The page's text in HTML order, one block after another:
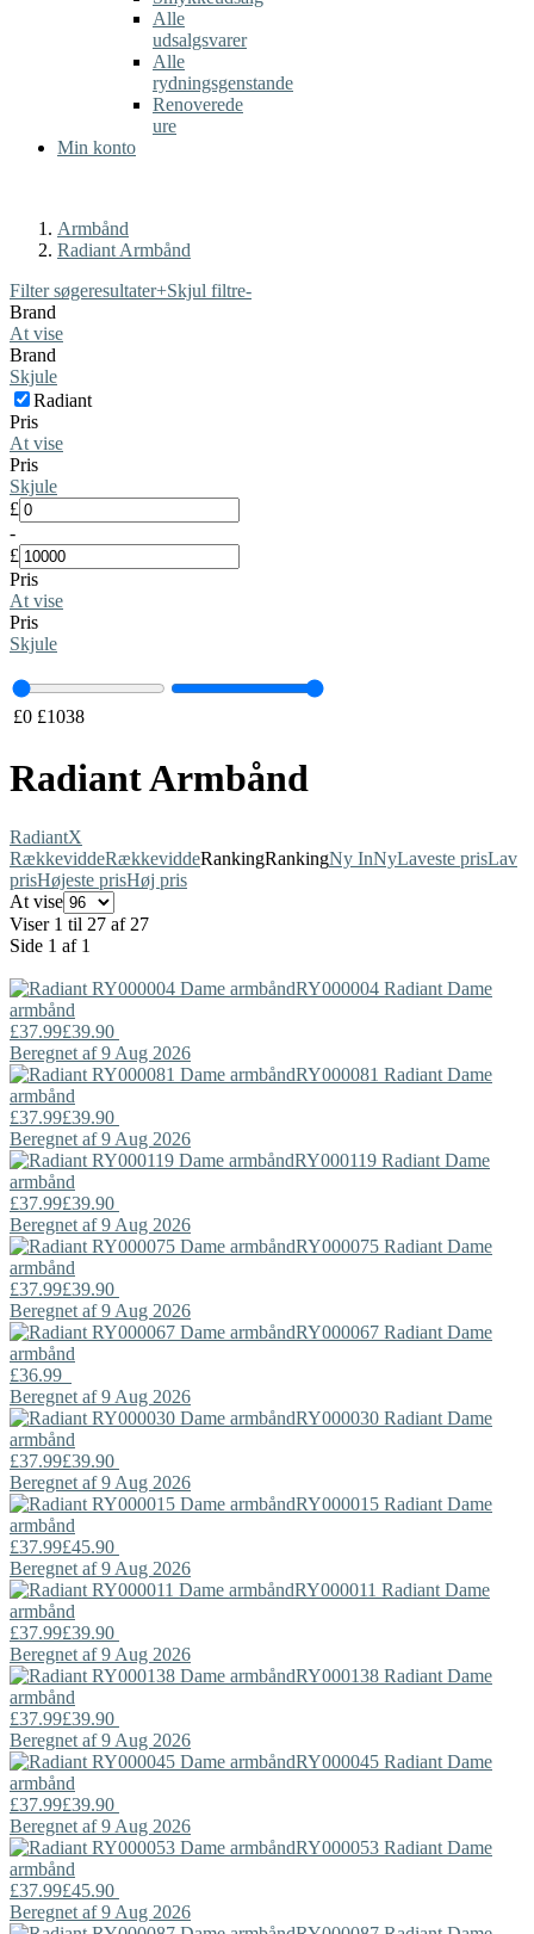
Alle
udsalgsvarer
Alle
rydningsgenstande
Renoverede
ure
Min konto
Armbånd
Radiant Armbånd
Filter søgeresultater+Skjul filtre-
Brand
At vise
Brand
Skjule
Radiant
Pris
At vise
Pris
Skjule
£
-
£
Pris
At vise
Pris
Skjule
£0 £1038
Radiant Armbånd
RadiantX
RækkeviddeRækkeviddeRankingRankingNy InNyLaveste prisLav
prisHøjeste prisHøj pris
At vise
Viser 1 til 27 af 27
Side 1 af 1
RY000004 Radiant Dame
armbånd
£37.99£39.90
Beregnet af 9 Aug 2026
RY000081 Radiant Dame
armbånd
£37.99£39.90
Beregnet af 9 Aug 2026
RY000119 Radiant Dame
armbånd
£37.99£39.90
Beregnet af 9 Aug 2026
RY000075 Radiant Dame
armbånd
£37.99£39.90
Beregnet af 9 Aug 2026
RY000067 Radiant Dame
armbånd
£36.99
Beregnet af 9 Aug 2026
RY000030 Radiant Dame
armbånd
£37.99£39.90
Beregnet af 9 Aug 2026
RY000015 Radiant Dame
armbånd
£37.99£45.90
Beregnet af 9 Aug 2026
RY000011 Radiant Dame
armbånd
£37.99£39.90
Beregnet af 9 Aug 2026
RY000138 Radiant Dame
armbånd
£37.99£39.90
Beregnet af 9 Aug 2026
RY000045 Radiant Dame
armbånd
£37.99£39.90
Beregnet af 9 Aug 2026
RY000053 Radiant Dame
armbånd
£37.99£45.90
Beregnet af 9 Aug 2026